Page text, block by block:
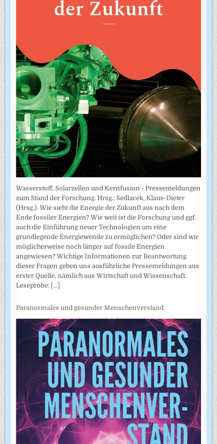
Wasserstoff, Solarzellen und Kernfusion - Pressemeldungen
zum Stand der Forschung. Hrsg.: Sedlacek, Klaus-Dieter
(Hrsg.). Wie sieht die Energie der Zukunft aus nach dem
Ende fossiler Energien? Wie weit ist die Forschung und ggf.
auch die Einführung neuer Technologien um eine
grundlegende Energiewende zu ermöglichen? Oder sind wir
möglicherweise noch länger auf fossile Energien
angewiesen? Wichtige Informationen zur Beantwortung
dieser Fragen geben uns ausführliche Pressemeldungen aus
erster Quelle, nämlich aus Wirtschaft und Wissenschaft.
Leseprobe: [...]
Paranormales und gesunder Menschenverstand